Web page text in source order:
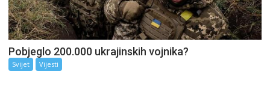
Pobjeglo 200.000 ukrajinskih vojnika?
Svijet Vijesti